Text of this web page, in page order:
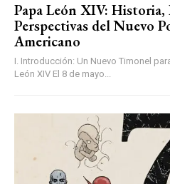
Papa León XIV: Historia,
Perspectivas del Nuevo
Americano
I. Introducción: Un Nuevo Timonel
León XIV El 8 de mayo...